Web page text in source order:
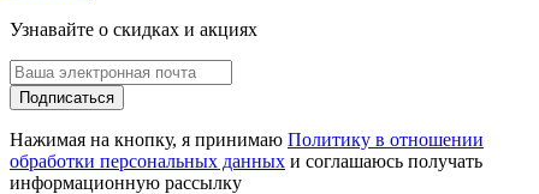
Узнавайте о скидках и акциях
Подписаться
Нажимая на кнопку, я принимаю Политику в отношении
обработки персональных данных и соглашаюсь получать
информационную рассылку